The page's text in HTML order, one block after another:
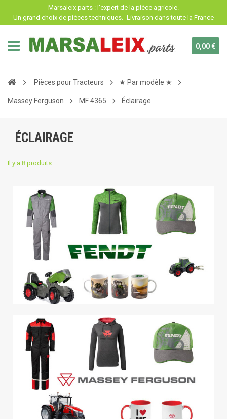
Marsaleix.parts : l'expert de la pièce agricole.
Un grand choix de pièces techniques. Livraison dans toute la France
0,00 €
Pièces pour Tracteurs ★ Par modèle ★
Massey Ferguson MF 4365 Éclairage
ÉCLAIRAGE
Il y a 8 produits.
Panneau de gestion des cookies